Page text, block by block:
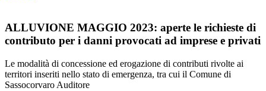
ALLUVIONE MAGGIO 2023: aperte le richieste di
contributo per i danni provocati ad imprese e privati
Le modalità di concessione ed erogazione di contributi rivolte ai
territori inseriti nello stato di emergenza, tra cui il Comune di
Sassocorvaro Auditore